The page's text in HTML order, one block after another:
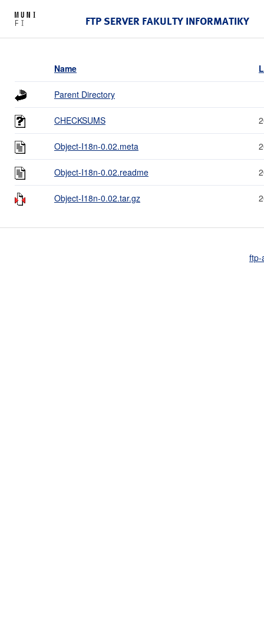
FTP SERVER FAKULTY INFORMATIKY
Name
Parent Directory
CHECKSUMS
Object-I18n-0.02.meta
Object-I18n-0.02.readme
Object-I18n-0.02.tar.gz
ftp-